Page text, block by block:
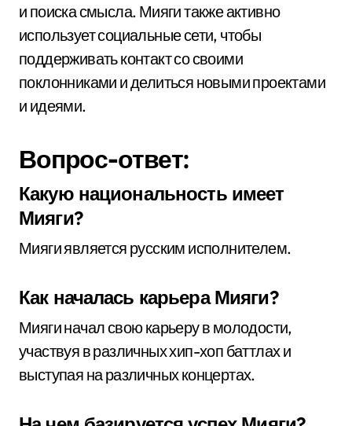
и поиска смысла. Мияги также активно
использует социальные сети, чтобы
поддерживать контакт со своими
поклонниками и делиться новыми проектами
и идеями.
Вопрос-ответ:
Какую национальность имеет
Мияги?
Мияги является русским исполнителем.
Как началась карьера Мияги?
Мияги начал свою карьеру в молодости,
участвуя в различных хип-хоп баттлах и
выступая на различных концертах.